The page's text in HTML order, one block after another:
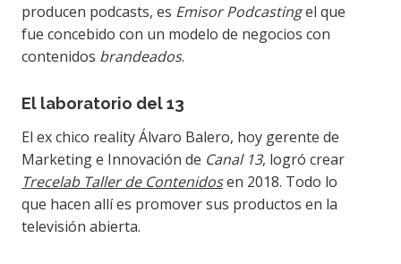
producen podcasts, es Emisor Podcastingel que
fue concebido con un modelo de negocios con
contenidos brandeados.
El laboratorio del 13
El ex chico reality Álvaro Balero, hoy gerente de
Marketing e Innovación de Canal 13, logró crear
Trecelab Taller de Contenidosen 2018. Todo lo
que hacen allí es promover sus productos en la
televisión abierta.